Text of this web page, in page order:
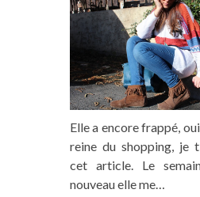
Elle a encore frappé,
reine du shopping, je
cet article. Le
nouveau elle me…